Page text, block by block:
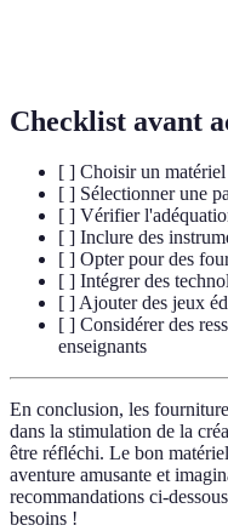
Checklist avant
[ ] Choisir un
[ ] Sélectionner une
[ ] Vérifier
[ ] Inclure des
[ ] Opter pour des
[ ] Intégrer des
[ ] Ajouter des jeux
[ ] Considérer des
enseignants
En conclusion, les
dans la stimulation de la
être réfléchi. Le bon
aventure amusante et
recommandations ci-
besoins !